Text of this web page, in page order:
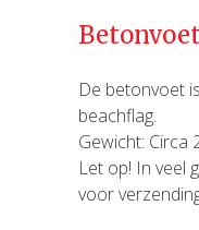
De betonvoet
beachflag.
Gewicht: Circa
Let op! In veel
voor